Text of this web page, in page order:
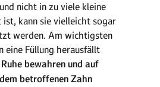
nicht in zu viele kleine
kann sie vielleicht sogar
werden. Am wichtigsten
eine Füllung herausfällt
Ruhe bewahren und auf
betroffenen Zahn